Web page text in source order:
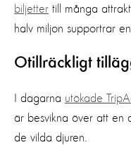
biljetter till många
halv miljon supportrar
Otillräckligt
I dagarna utökade
är besvikna över att en
de vilda djuren.